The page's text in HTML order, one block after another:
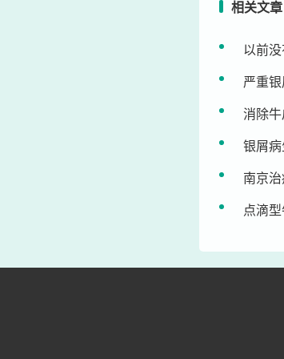
相关文章
以前
严重
消除
银屑
南京
点滴